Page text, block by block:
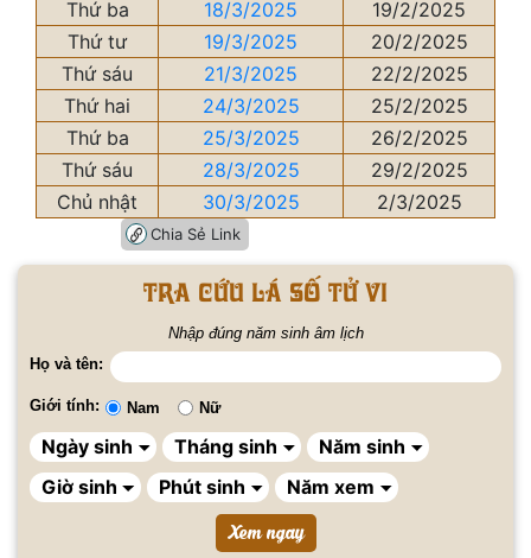
Thứ ba
18/3/2025
19/2/2025
Thứ tư
19/3/2025
20/2/2025
Thứ sáu
21/3/2025
22/2/2025
Thứ hai
24/3/2025
25/2/2025
Thứ ba
25/3/2025
26/2/2025
Thứ sáu
28/3/2025
29/2/2025
Chủ nhật
30/3/2025 2/3/2025
Chia Sẻ Link
Tra cứu lá số tử vi
Nhập đúng năm sinh âm lịch
Họ và tên:
Giới tính: Nam Nữ